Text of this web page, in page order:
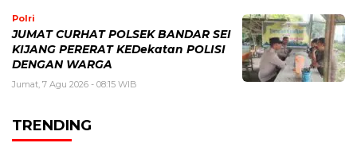
Polri
JUMAT CURHAT POLSEK BANDAR SEI
KIJANG PERERAT KEDekatan POLISI
DENGAN WARGA
Jumat, 7 Agu 2026 - 08:15 WIB
TRENDING